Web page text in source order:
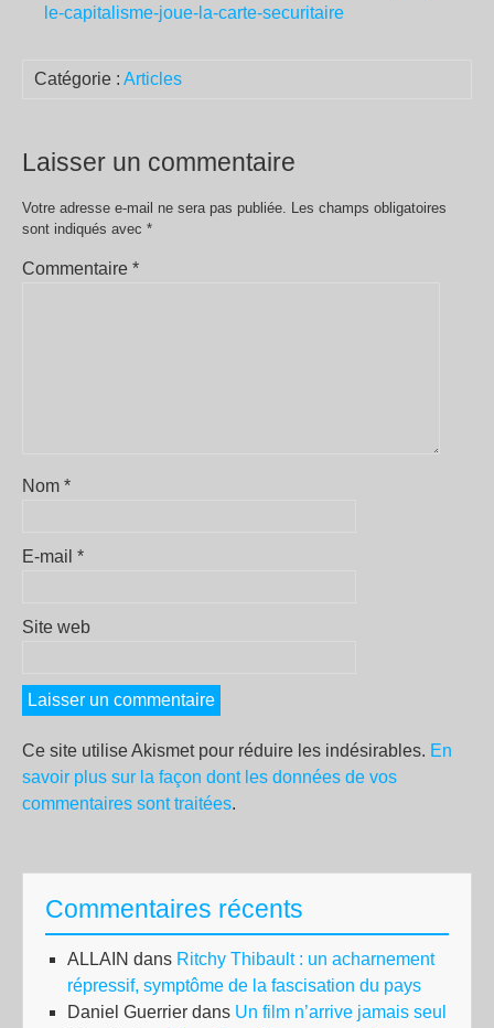
le-capitalisme-joue-la-carte-securitaire
Catégorie : Articles
Laisser un commentaire
Votre adresse e-mail ne sera pas publiée. Les champs obligatoires
sont indiqués avec *
Commentaire *
Nom *
E-mail *
Site web
Ce site utilise Akismet pour réduire les indésirables. En
savoir plus sur la façon dont les données de vos
commentaires sont traitées.
Commentaires récents
ALLAIN dans Ritchy Thibault : un acharnement
répressif, symptôme de la fascisation du pays
Daniel Guerrier dans Un film n’arrive jamais seul